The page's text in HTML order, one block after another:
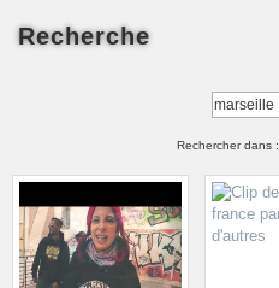
Recherche
Rechercher dans :